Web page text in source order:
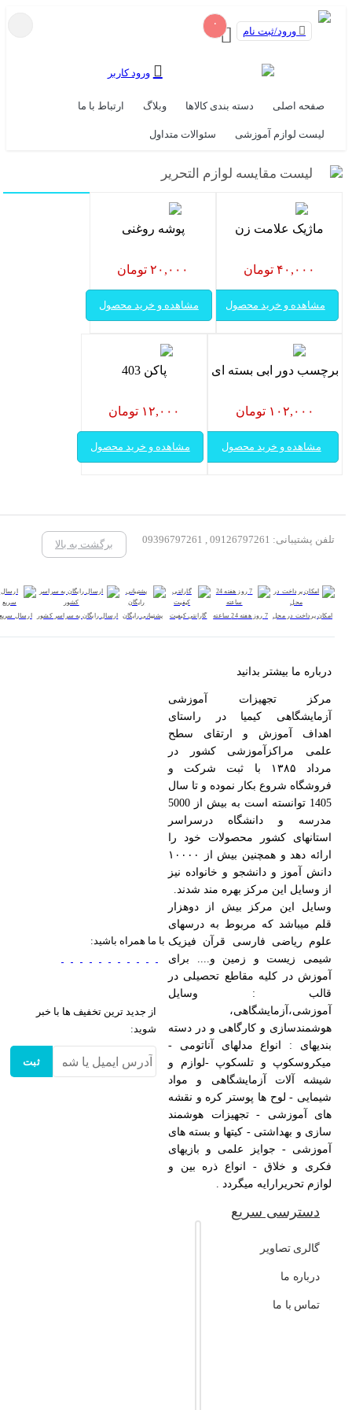
۰
ورود/ثبت نام
ورود کاربر
صفحه اصلی دسته بندی کالاها وبلاگ ارتباط با ما
لیست لوازم آموزشی سئوالات متداول
لیست مقایسه لوازم التحریر
ماژیک علامت زن
۴۰,۰۰۰ تومان
مشاهده و خرید محصول
پوشه روغنی
۲۰,۰۰۰ تومان
مشاهده و خرید محصول
برچسب دور ابی بسته ای
۱۰۲,۰۰۰ تومان
مشاهده و خرید محصول
پاکن 403
۱۲,۰۰۰ تومان
مشاهده و خرید محصول
تلفن پشتیبانی: 09126797261 , 09396797261 برگشت به بالا
امکان پرداخت در محل 7 روز هفته 24 ساعته گارانتی کیفیت پشتیبانی رایگان ارسال رایگان به سراسر کشور ارسال سریع
درباره ما بیشتر بدانید
مرکز تجهیزات آموزشی
آزمایشگاهی کیمیا در راستای
اهداف آموزش و ارتقای سطح
علمی مراکزآموزشی کشور در
مرداد ۱۳۸۵ با ثبت شرکت و
فروشگاه شروع بکار نموده و تا سال
1405 توانسته است به بیش از 5000
مدرسه و دانشگاه درسراسر
استانهای کشور محصولات خود را
ارائه دهد و همچنین بیش از ۱۰۰۰۰
دانش آموز و دانشجو و خانواده نیز
از وسایل این مرکز بهره مند شدند.
وسایل این مرکز بیش از دوهزار
قلم میباشد که مربوط به درسهای
علوم ریاضی فارسی قرآن فیزیک
شیمی زیست و زمین و.... برای
آموزش در کلیه مقاطع تحصیلی در
قالب : وسایل
آموزشی،آزمایشگاهی،
هوشمندسازی و کارگاهی و در دسته
بندیهای : انواع مدلهای آناتومی -
میکروسکوپ و تلسکوپ -لوازم و
شیشه آلات آزمایشگاهی و مواد
شیمایی - لوح ها پوستر کره و نقشه
های آموزشی - تجهیزات هوشمند
سازی و بهداشتی - کیتها و بسته های
آموزشی - جوایز علمی و بازیهای
فکری و خلاق - انواع ذره بین و
لوازم تحریرارایه میگردد .
دسترسی سریع
گالری تصاویر
درباره ما
تماس با ما
با ما همراه باشید:
از جدید ترین تخفیف ها با خبر
شوید:
ثبت